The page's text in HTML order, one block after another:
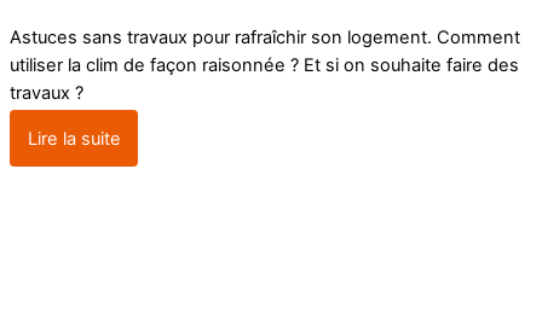
Astuces sans travaux pour rafraîchir son logement. Comment
utiliser la clim de façon raisonnée ? Et si on souhaite faire des
travaux ?
Lire la suite